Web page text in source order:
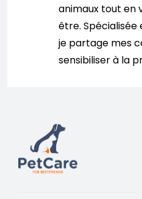
animaux tout en
être. Spécialisée
je partage mes
sensibiliser à la